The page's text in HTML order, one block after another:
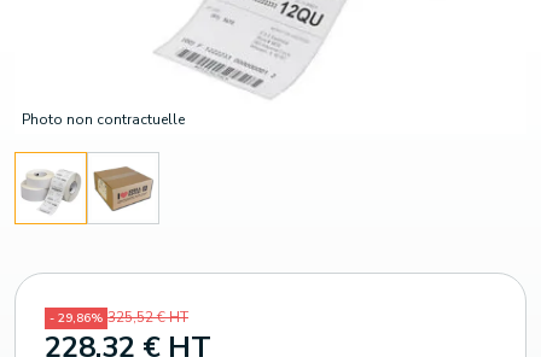
Photo non contractuelle
- 29,86% 325,52 € HT
228,32 € HT